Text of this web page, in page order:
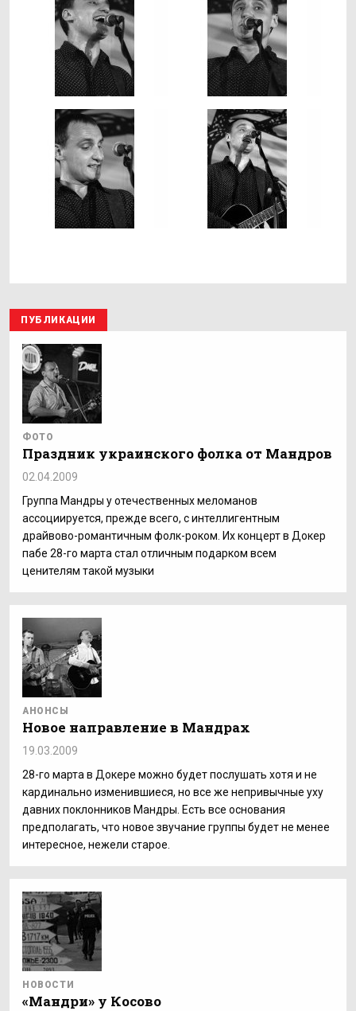
ПУБЛИКАЦИИ
ФОТО
Праздник украинского фолка от Мандров
02.04.2009
Группа Мандры у отечественных меломанов
ассоциируется, прежде всего, с интеллигентным
драйвово-романтичным фолк-роком. Их концерт в Докер
пабе 28-го марта стал отличным подарком всем
ценителям такой музыки
АНОНСЫ
Новое направление в Мандрах
19.03.2009
28-го марта в Докере можно будет послушать хотя и не
кардинально изменившиеся, но все же непривычные уху
давних поклонников Мандры. Есть все основания
предполагать, что новое звучание группы будет не менее
интересное, нежели старое.
НОВОСТИ
«Мандри» у Косово